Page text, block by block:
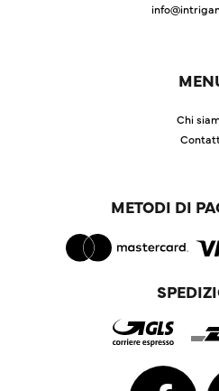
Chi
METODI DI